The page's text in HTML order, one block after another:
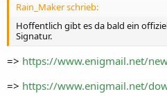
Rain_Maker schrieb:
Hoffentlich gibt es da bald ein
Signatur.
=> https://www.enigmail.net/
=> https://www.enigmail.net/